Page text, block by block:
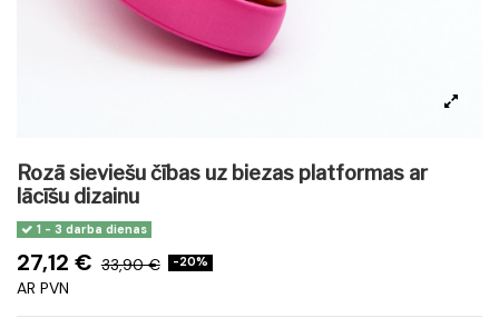
Rozā sieviešu čības uz biezas platformas ar
lācīšu dizainu
1 - 3 darba dienas
27,12 € 33,90 € -20%
AR PVN